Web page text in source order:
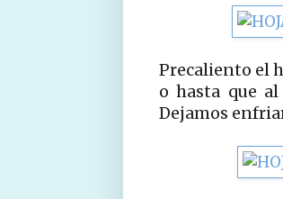
Precaliento el
o hasta que
Dejamos